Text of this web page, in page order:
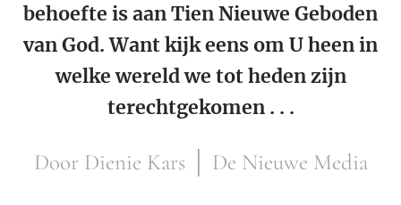
behoefte is aan Tien Nieuwe Geboden
van God. Want kijk eens om U heen in
welke wereld we tot heden zijn
terechtgekomen . . .
Door Dienie Kars │ De Nieuwe Media